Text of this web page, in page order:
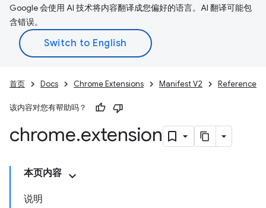
Google 会使用 AI 技术将内容翻译成您偏好的语言。AI 翻译可能包
含错误。
首页 Docs Chrome Extensions Manifest V2 Reference
该内容对您有帮助吗？
chrome.extension
本页内容
说明